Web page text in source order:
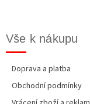
Vše k nákupu
Doprava a platba
Obchodní podmínky